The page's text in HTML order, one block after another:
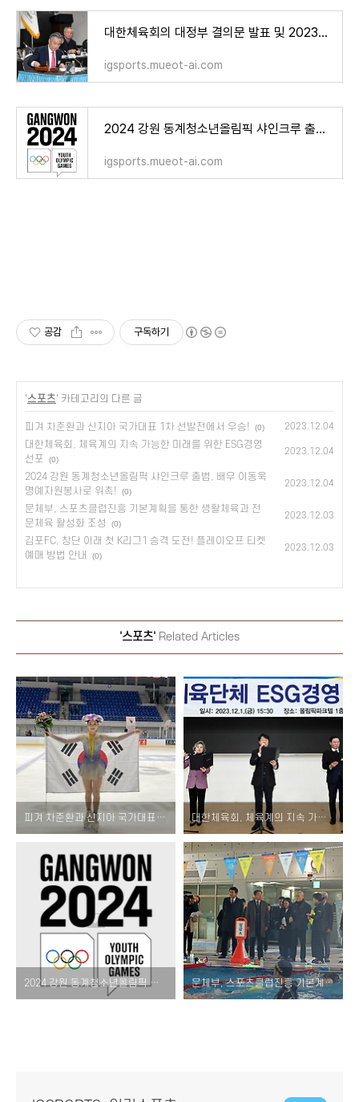
대한체육회의 대정부 결의문 발표 및 2023년 임시대의원총회 주요 내용
igsports.mueot-ai.com
2024 강원 동계청소년올림픽 샤인크루 출범, 배우 이동욱 명예자원봉사로 위촉!
igsports.mueot-ai.com
공감 구독하기
'스포츠' 카테고리의 다른 글
피겨 차준환과 신지아 국가대표 1차 선발전에서 우승! (0) 2023.12.04
대한체육회, 체육계의 지속 가능한 미래를 위한 ESG경영
선포
(0)
2023.12.04
2024 강원 동계청소년올림픽 샤인크루 출범, 배우 이동욱
명예자원봉사로 위촉!
(0)
2023.12.04
문체부, 스포츠클럽진흥 기본계획을 통한 생활체육과 전
문체육 활성화 조성
(0)
2023.12.03
김포FC, 창단 이래 첫 K리그1 승격 도전! 플레이오프 티켓
예매 방법 안내
(0)
2023.12.03
'스포츠' Related Articles
피겨 차준환과 신지아 국가대표 1차 선발전에서 우승! 대한체육회, 체육계의 지속 가능한 미래를 위한 ESG경영 선포
2024 강원 동계청소년올림픽 샤인크루 출범, 배우 이동욱 명예자원봉사로 위촉! 문체부, 스포츠클럽진흥 기본계획을 통한 생활체육과 전문체육 활성화 조성